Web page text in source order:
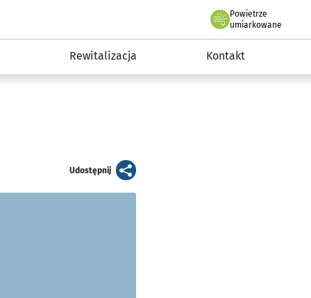
Powietrze
we Wrocławiu
umiarkowane
Rewitalizacja Kontakt
Udostępnijartykuł